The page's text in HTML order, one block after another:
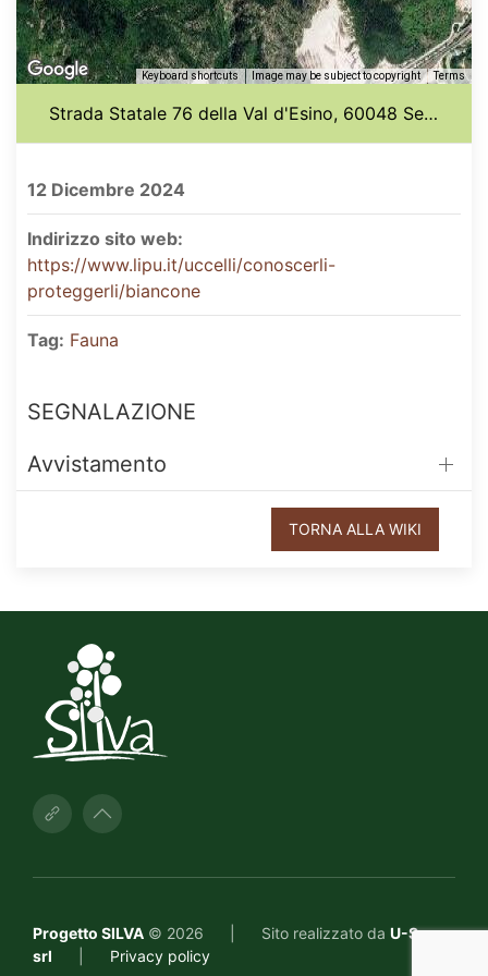
Keyboard shortcuts Image may be subject to copyright Terms
Strada Statale 76 della Val d'Esino, 60048 Serra San Quirico, Italia
12 Dicembre 2024
Indirizzo sito web:
https://www.lipu.it/uccelli/conoscerli-
proteggerli/biancone
Tag: Fauna
SEGNALAZIONE
Avvistamento
TORNA ALLA WIKI
Progetto SILVA © 2026 Sito realizzato da U-Space
srl
Privacy policy